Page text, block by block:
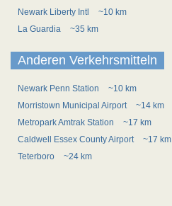
Newark Liberty Intl
~10 km
La Guardia
~35 km
Anderen Verkehrsmitteln
Newark Penn Station
~10 km
Morristown Municipal Airport
~14 km
Metropark Amtrak Station
~17 km
Caldwell Essex County Airport
~17 km
Teterboro
~24 km